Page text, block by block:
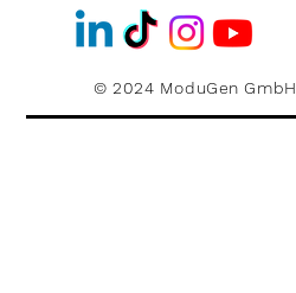
© 2024 ModuGen GmbH